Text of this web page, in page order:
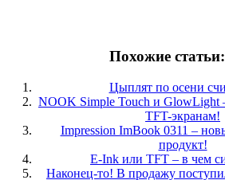
Похожие статьи:
Цыплят по осени
NOOK Simple Touch и GlowLight
TFT-экранам!
Impression ImBook 0311 –
продукт!
E-Ink или TFT – в чем
Наконец-то! В продажу